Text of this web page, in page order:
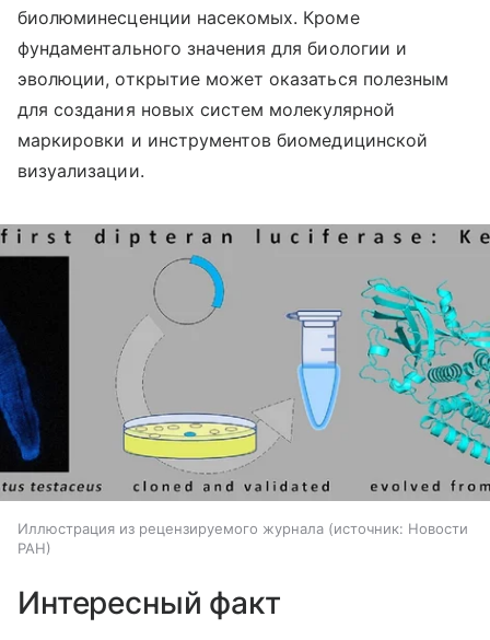
биолюминесценции насекомых. Кроме
фундаментального значения для биологии и
эволюции, открытие может оказаться полезным
для создания новых систем молекулярной
маркировки и инструментов биомедицинской
визуализации.
Иллюстрация из рецензируемого журнала источник: Новости
РАН
Интересный факт